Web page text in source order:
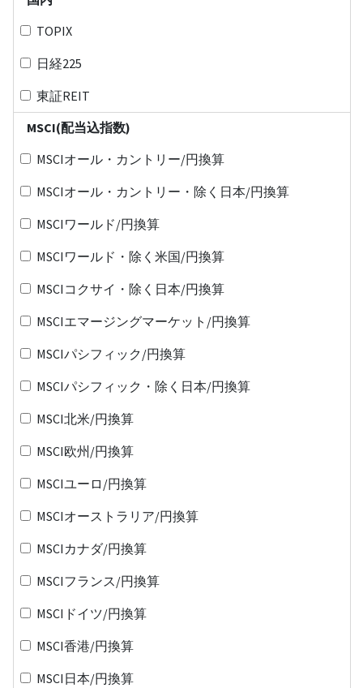
TOPIX
日経225
東証REIT
MSCI(配当込指数)
MSCIオール・カントリー/円換算
MSCIオール・カントリー・除く日本/円換算
MSCIワールド/円換算
MSCIワールド・除く米国/円換算
MSCIコクサイ・除く日本/円換算
MSCIエマージングマーケット/円換算
MSCIパシフィック/円換算
MSCIパシフィック・除く日本/円換算
MSCI北米/円換算
MSCI欧州/円換算
MSCIユーロ/円換算
MSCIオーストラリア/円換算
MSCIカナダ/円換算
MSCIフランス/円換算
MSCIドイツ/円換算
MSCI香港/円換算
MSCI日本/円換算